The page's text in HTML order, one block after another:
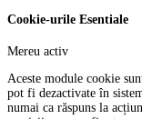
Cookie-urile Esentiale
Mereu activ
Aceste module cookie
pot fi dezactivate în
numai ca răspuns la